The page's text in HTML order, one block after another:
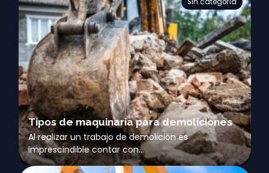
Tipos de maquinaria para demoliciones
Al realizar un trabajo de demolición es
imprescindible contar con…